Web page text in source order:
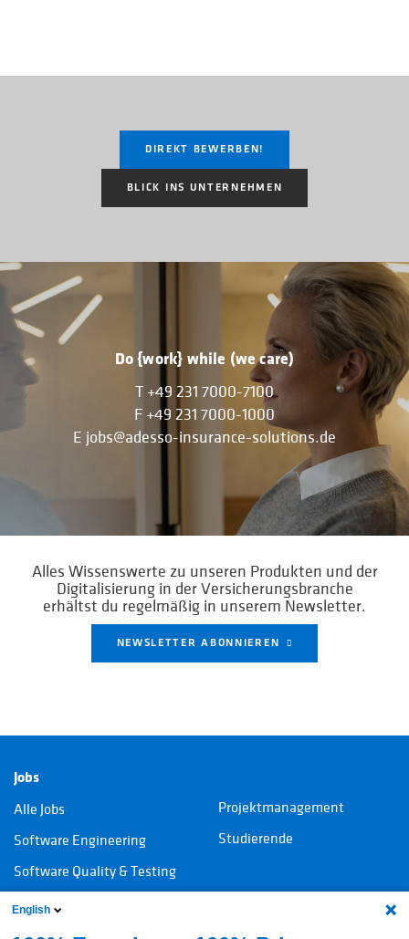
DIREKT BEWERBEN!
BLICK INS UNTERNEHMEN
Do {work} while (we care)
T +49 231 7000-7100
F +49 231 7000-1000
E jobs@adesso-insurance-solutions.de
Alles Wissenswerte zu unseren Produkten und der
Digitalisierung in der Versicherungsbranche
erhältst du regelmäßig in unserem Newsletter.
NEWSLETTER ABONNIEREN
Jobs
Alle Jobs
Software Engineering
Software Quality & Testing
IT-Consulting
Projektmanagement
Studierende
English